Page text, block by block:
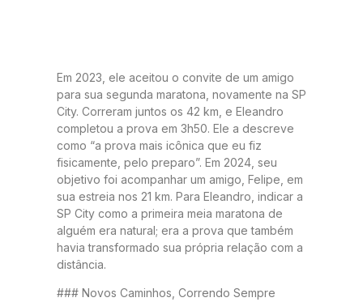
Em 2023, ele aceitou o convite de um amigo
para sua segunda maratona, novamente na SP
City. Correram juntos os 42 km, e Eleandro
completou a prova em 3h50. Ele a descreve
como “a prova mais icônica que eu fiz
fisicamente, pelo preparo”. Em 2024, seu
objetivo foi acompanhar um amigo, Felipe, em
sua estreia nos 21 km. Para Eleandro, indicar a
SP City como a primeira meia maratona de
alguém era natural; era a prova que também
havia transformado sua própria relação com a
distância.
### Novos Caminhos, Correndo Sempre